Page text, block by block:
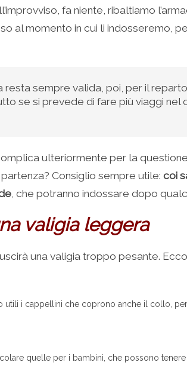
fa niente, ribaltiamo
al momento in cui li indosseremo,
resta sempre valida, poi, per il reparto
se si prevede di fare più viaggi nel
ulteriormente per la questione
Consiglio sempre utile: coi
, che potranno indossare dopo
valigia leggera
una valigia troppo pesante. Ecco
utili i cappellini che coprono anche il collo,
quelle per i bambini, che possono